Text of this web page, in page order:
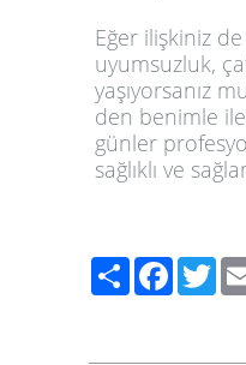
Eğer ilişkiniz
uyumsuzluk,
yaşıyorsanız
den benimle
günler
sağlıklı ve
Paylaş